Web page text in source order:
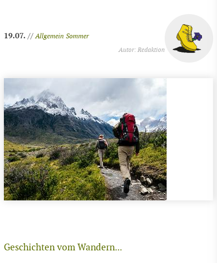
19.07. //Allgemein Sommer
Autor: Redaktion
Geschichten vom Wandern...